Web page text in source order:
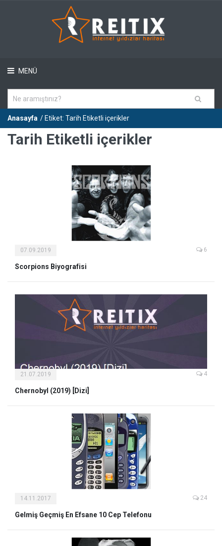
MENÜ
Anasayfa / Etiket: Tarih Etiketli içerikler
Tarih Etiketli içerikler
07.09.2019 6
Scorpions Biyografisi
21.07.2019 4
Chernobyl (2019) [Dizi]
14.11.2017 24
Gelmiş Geçmiş En Efsane 10 Cep Telefonu